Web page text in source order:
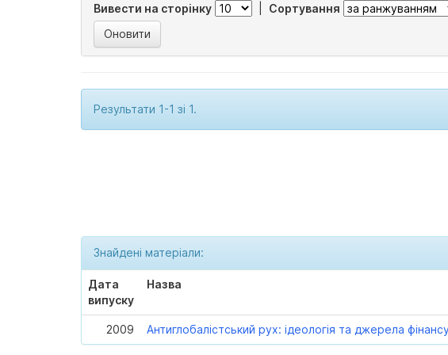
Вивести на сторінку Сортування
Результати 1-1 зі 1.
Знайдені матеріали:
Дата
випуску
Назва
2009 Антиглобалістський рух: ідеологія та джерела